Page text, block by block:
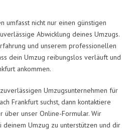
umfasst nicht nur einen günstigen
Abwicklung deines Umzugs.
und unserem professionellen
dein Umzug reibungslos verläuft und
ankommen.
Umzugsunternehmen für
Frankfurt suchst, dann kontaktiere
über unser Online-Formular. Wir
deinem Umzug zu unterstützen und dir